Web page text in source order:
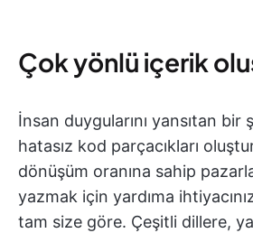
Çok yönlü içerik
İnsan duygularını yansıtan bir
hatasız kod parçacıkları
dönüşüm oranına sahip
yazmak için yardıma
tam size göre. Çeşitli dillere,